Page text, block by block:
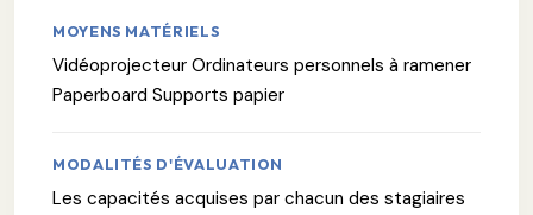
MOYENS MATÉRIELS
Vidéoprojecteur Ordinateurs personnels à ramener
Paperboard Supports papier
MODALITÉS D'ÉVALUATION
Les capacités acquises par chacun des stagiaires